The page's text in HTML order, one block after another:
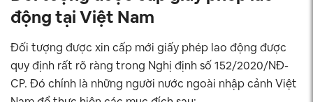
động tại Việt Nam
Đối tượng được xin cấp mới giấy phép lao động được
quy định rất rõ ràng trong Nghị định số 152/2020/NĐ-
CP. Đó chính là những người nước ngoài nhập cảnh Việt